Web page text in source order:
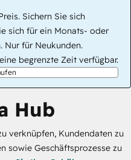
Sichern Sie sich
sich für ein Monats- oder
Nur für Neukunden.
begrenzte Zeit verfügbar.
Hub
verknüpfen, Kundendaten zu
sowie Geschäftsprozesse zu